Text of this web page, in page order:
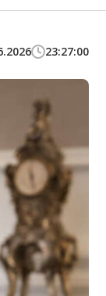
23:27:00